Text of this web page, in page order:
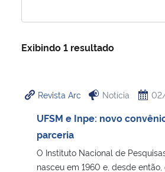
Ministério da Cidadania
Ministério de Minas e Energia
Exibindo 1 resultado
Revista Arc Notícia
UFSM e Inpe: novo
parceria
O Instituto Nacional de
nasceu em 1960 e, desde